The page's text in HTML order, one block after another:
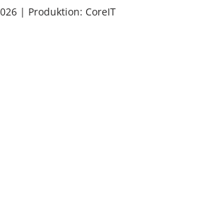
| Produktion: CoreIT